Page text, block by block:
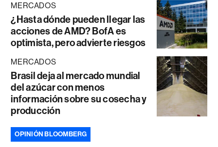
MERCADOS
¿Hasta dónde pueden llegar las
acciones de AMD? BofA es
optimista, pero advierte riesgos
MERCADOS
Brasil deja al mercado mundial
del azúcar con menos
información sobre su cosecha y
producción
OPINIÓN BLOOMBERG